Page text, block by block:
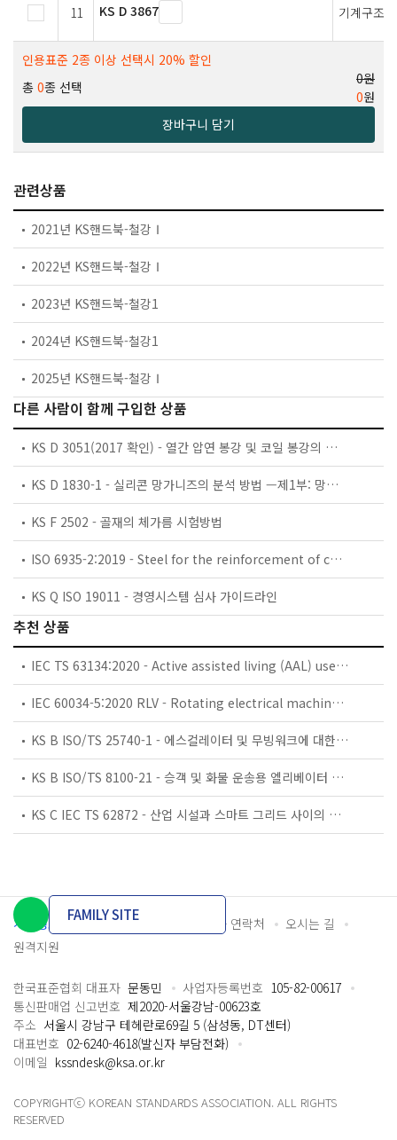
11 KS D 3867 기계구조
인용표준 2종 이상 선택시 20% 할인
총 0종 선택
0원
0원
장바구니 담기
관련상품
2021년 KS핸드북-철강Ⅰ
2022년 KS핸드북-철강Ⅰ
2023년 KS핸드북-철강1
2024년 KS핸드북-철강1
2025년 KS핸드북-철강Ⅰ
다른 사람이 함께 구입한 상품
KS D 3051(2017 확인) - 열간 압연 봉강 및 코일 봉강의 모양·치수 및 무게와 그 허용차
KS D 1830-1 - 실리콘 망가니즈의 분석 방법 —제1부: 망가니즈 정량 방법
KS F 2502 - 골재의 체가름 시험방법
ISO 6935-2:2019 - Steel for the reinforcement of concrete — Part 2: Ribbed bars
KS Q ISO 19011 - 경영시스템 심사 가이드라인
추천 상품
IEC TS 63134:2020 - Active assisted living (AAL) use cases
IEC 60034-5:2020 RLV - Rotating electrical machines - Part 5: Degrees of protection provided by the integral design of rotating electrical machines (IP code) - Classification
KS B ISO/TS 25740-1 - 에스컬레이터 및 무빙워크에 대한 안전요건 — 제1부: 세계공통 필수 안전요건(GESRs)
KS B ISO/TS 8100-21 - 승객 및 화물 운송용 엘리베이터 —제21부: 세계공통 필수안전요건(GESRs)을 충족하는 세계공통 안전 파라미터(GSPs)
KS C IEC TS 62872 - 산업 시설과 스마트 그리드 사이의 산업 공정 측정, 제어 및 자동화 시스템 인터페이스
개인정보처리방침 이용약관 담당자 연락처
오시는 길
원격지원
FAMILY SITE
한국표준협회 대표자 문동민 사업자등록번호 105-82-00617
통신판매업 신고번호 제2020-서울강남-00623호
주소 서울시 강남구 테헤란로69길 5 (삼성동, DT센터)
대표번호 02-6240-4618(발신자 부담전화)
이메일 kssndesk@ksa.or.kr
COPYRIGHTⓒ KOREAN STANDARDS ASSOCIATION. ALL RIGHTS
RESERVED